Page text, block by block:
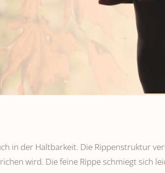
in der Haltbarkeit. Die Rippenstruktur
wird. Die feine Rippe schmiegt sich